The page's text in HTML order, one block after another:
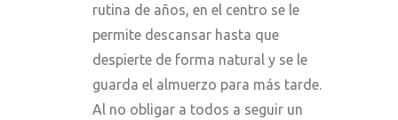
rutina de años, en el centro se le
permite descansar hasta que
despierte de forma natural y se le
guarda el almuerzo para más tarde.
Al no obligar a todos a seguir un